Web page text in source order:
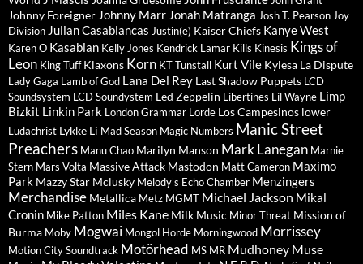
Johnny Foreigner Johnny Marr Jonah Matranga Josh T. Pearson Joy
Division Julian Casablancas Justin(e) Kaiser Chiefs Kanye West
Karen O Kasabian Kelly Jones Kendrick Lamar Kills Kinesis Kings of
Leon King Tuff Klaxons Korn KT Tunstall Kurt Vile Kylesa La Dispute
Lady Gaga Lamb of God Lana Del Rey Last Shadow Puppets LCD
Soundsystem LCD Soundystem Led Zeppelin Libertines Lil Wayne Limp
Bizkit Linkin Park London Grammar Lorde Los Campesinos lower
Ludachrist Lykke Li Mad Season Magic Numbers Manic Street
Preachers Manu Chao Marilyn Manson Mark Lanegan Marnie
Stern Mars Volta Massive Attack Mastodon Matt Cameron Maximo
Park Mazzy Star Mclusky Melody's Echo Chamber Menzingers
Merchandise Metallica Metz MGMT Michael Jackson Mikal
Cronin Mike Patton Miles Kane Milk Music Minor Threat Mission of
Burma Moby Mogwai Mongol Horde Morningwood Morrissey
Motion City Soundtrack Motörhead MS MR Mudhoney Muse